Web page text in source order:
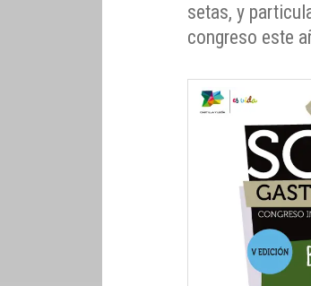
setas, y
congreso este